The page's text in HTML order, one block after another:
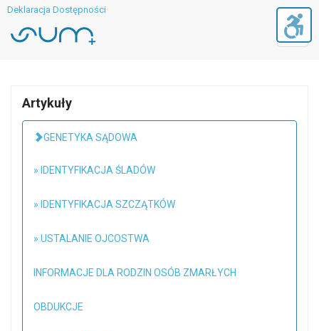
Deklaracja Dostępności
Artykuły
GENETYKA SĄDOWA
» IDENTYFIKACJA ŚLADÓW
» IDENTYFIKACJA SZCZĄTKÓW
» USTALANIE OJCOSTWA
INFORMACJE DLA RODZIN OSÓB ZMARŁYCH
OBDUKCJE